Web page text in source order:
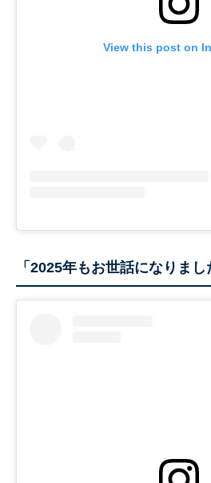
View this post on
「2025年もお世話になりまし